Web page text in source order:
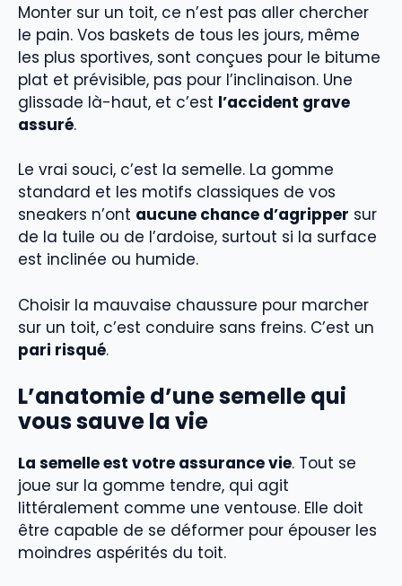
Monter sur un toit, ce n’est pas aller chercher
le pain. Vos baskets de tous les jours, même
les plus sportives, sont conçues pour le bitume
plat et prévisible, pas pour l’inclinaison. Une
glissade là-haut, et c’est l’accident grave
assuré.
Le vrai souci, c’est la semelle. La gomme
standard et les motifs classiques de vos
sneakers n’ont aucune chance d’agripper sur
de la tuile ou de l’ardoise, surtout si la surface
est inclinée ou humide.
Choisir la mauvaise chaussure pour marcher
sur un toit, c’est conduire sans freins. C’est un
pari risqué.
L’anatomie d’une semelle qui
vous sauve la vie
La semelle est votre assurance vie. Tout se
joue sur la gomme tendre, qui agit
littéralement comme une ventouse. Elle doit
être capable de se déformer pour épouser les
moindres aspérités du toit.